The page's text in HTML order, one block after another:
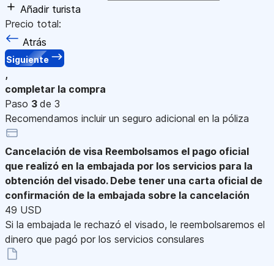
Añadir turista
Precio total:
Atrás
Siguiente
,
completar la compra
Paso 3 de 3
Recomendamos incluir un seguro adicional en la póliza
Cancelación de visa Reembolsamos el pago oficial
que realizó en la embajada por los servicios para la
obtención del visado. Debe tener una carta oficial de
confirmación de la embajada sobre la cancelación
49 USD
Si la embajada le rechazó el visado, le reembolsaremos el
dinero que pagó por los servicios consulares